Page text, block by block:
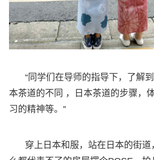
“同学们在导师的指导下，了解
本茶道的不同 ，日本茶道的步骤，
习的精神等。”
穿上日本和服，站在日本的街